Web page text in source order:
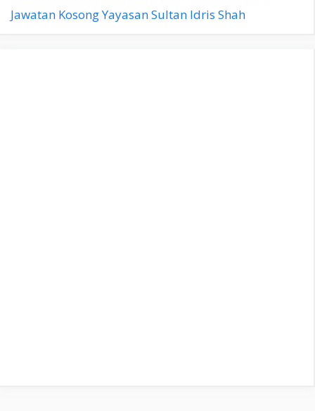
Jawatan Kosong Yayasan Sultan Idris Shah